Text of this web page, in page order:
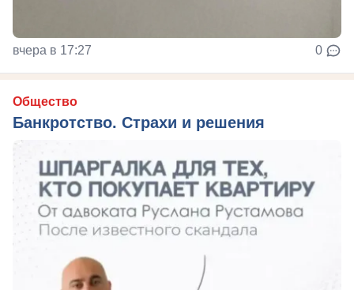
вчера в 17:27 0
Общество
Банкротство. Страхи и решения